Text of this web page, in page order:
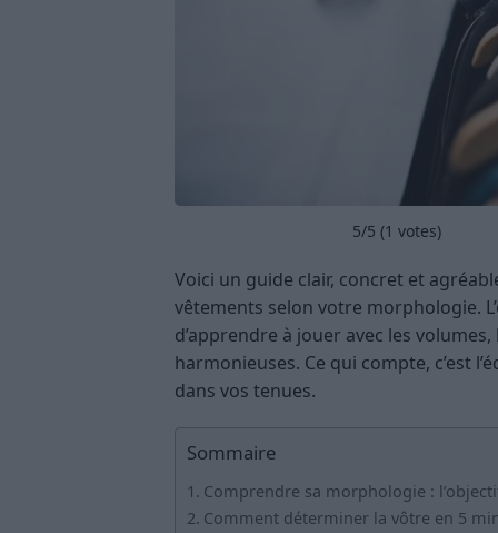
5/5 (1 votes)
Voici un guide clair, concret et
vêtements selon votre morphologie.
d’apprendre à jouer avec les
harmonieuses. Ce qui compte, c’est
dans vos tenues.
Sommaire
Comprendre sa morphologie :
Comment déterminer la vôtre en 5